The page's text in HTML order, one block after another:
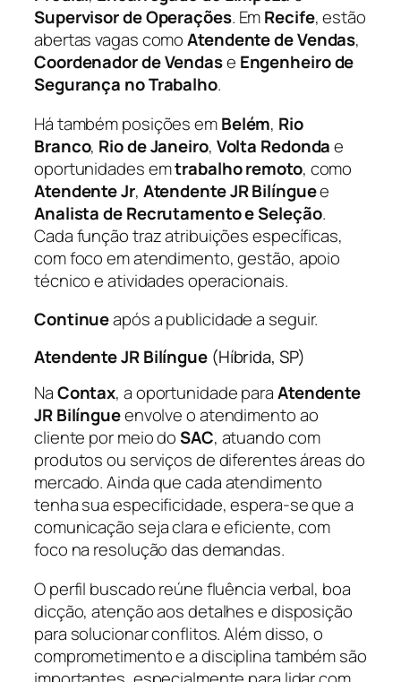
Supervisor de Operações. EmRecife, estão
abertas vagas comoAtendente de Vendas,
Coordenador de Vendase Engenheiro de
Segurança no Trabalho.
Há também posições emBelém, Rio
Branco, Rio de Janeiro, Volta Redondae
oportunidades emtrabalho remoto, como
Atendente Jr, Atendente JR Bilínguee
Analista de Recrutamento e Seleção.
Cada função traz atribuições específicas,
com foco em atendimento, gestão, apoio
técnico e atividades operacionais.
Continueapós a publicidade a seguir.
Atendente JR Bilíngue (Híbrida, SP)
NaContax, a oportunidade paraAtendente
JR Bilíngueenvolve o atendimento ao
cliente por meio doSAC, atuando com
produtos ou serviços de diferentes áreas do
mercado. Ainda que cada atendimento
tenha sua especificidade, espera-se que a
comunicação seja clara e eficiente, com
foco na resolução das demandas.
O perfil buscado reúne fluência verbal, boa
dicção, atenção aos detalhes e disposição
para solucionar conflitos. Além disso, o
comprometimento e a disciplina também são